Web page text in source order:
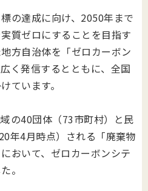
の達成に向け、2050年まで
質ゼロにすることを目指す
方自治体を「ゼロカーボン
く発信するとともに、全国
ています。
の40団体（73市町村）と民
年4月時点）される「廃棄物
おいて、ゼロカーボンシテ
。